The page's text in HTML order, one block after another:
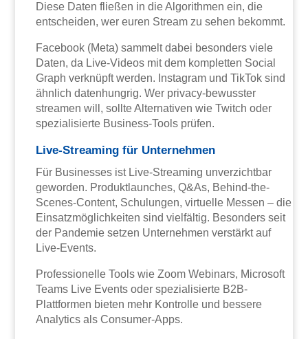
Diese Daten fließen in die Algorithmen ein, die
entscheiden, wer euren Stream zu sehen bekommt.
Facebook (Meta) sammelt dabei besonders viele
Daten, da Live-Videos mit dem kompletten Social
Graph verknüpft werden. Instagram und TikTok sind
ähnlich datenhungrig. Wer privacy-bewusster
streamen will, sollte Alternativen wie Twitch oder
spezialisierte Business-Tools prüfen.
Live-Streaming für Unternehmen
Für Businesses ist Live-Streaming unverzichtbar
geworden. Produktlaunches, Q&As, Behind-the-
Scenes-Content, Schulungen, virtuelle Messen – die
Einsatzmöglichkeiten sind vielfältig. Besonders seit
der Pandemie setzen Unternehmen verstärkt auf
Live-Events.
Professionelle Tools wie Zoom Webinars, Microsoft
Teams Live Events oder spezialisierte B2B-
Plattformen bieten mehr Kontrolle und bessere
Analytics als Consumer-Apps.